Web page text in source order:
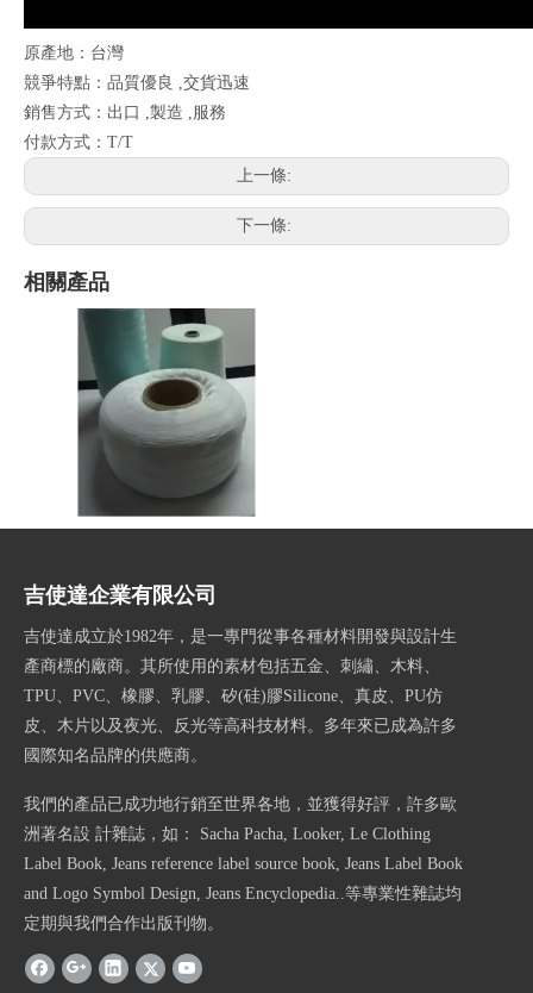
原產地：台灣
競爭特點：品質優良 ,交貨迅速
銷售方式：出口 ,製造 ,服務
付款方式：T/T
上一條:
下一條:
相關產品
吉使達企業有限公司
吉使達成立於1982年，是一專門從事各種材料開發與設計生
產商標的廠商。其所使用的素材包括五金、刺繡、木料、
TPU、PVC、橡膠、乳膠、矽(硅)膠Silicone、真皮、PU仿
皮、木片以及夜光、反光等高科技材料。多年來已成為許多
國際知名品牌的供應商。
我們的產品已成功地行銷至世界各地，並獲得好評，許多歐
洲著名設 計雜誌，如： Sacha Pacha, Looker, Le Clothing
Label Book, Jeans reference label source book, Jeans Label Book
and Logo Symbol Design, Jeans Encyclopedia..等專業性雜誌均
定期與我們合作出版刊物。